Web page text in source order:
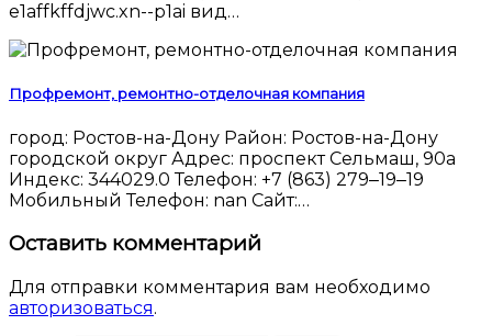
e1affkffdjwc.xn--p1ai вид…
Профремонт, ремонтно-отделочная компания
город: Ростов-на-Дону Район: Ростов-на-Дону
городской округ Адрес: проспект Сельмаш, 90а
Индекс: 344029.0 Телефон: +7 (863) 279‒19‒19
Мобильный Телефон: nan Сайт:…
Оставить комментарий
Для отправки комментария вам необходимо
авторизоваться.